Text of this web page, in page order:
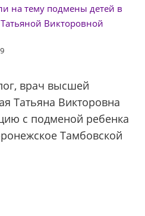
на тему подмены детей в
Викторовной
врач высшей
Татьяна Викторовна
с подменой ребенка
Тамбовской